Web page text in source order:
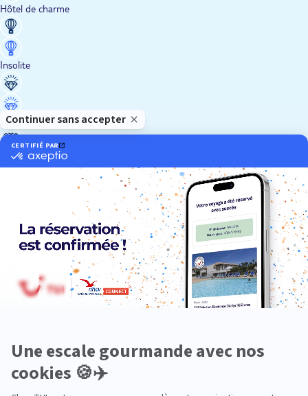
Hôtel de charme
Insolite
Luxe
Neige
Plongée
Premium